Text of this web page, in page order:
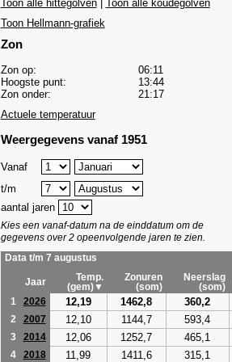
Toon alle hittegolven| Toon alle koudegolven
Toon Hellmann-grafiek
Zon
Zon op:
06:11
Hoogste punt:
13:44
Zon onder:
21:17
Actuele temperatuur
Weergegevens vanaf 1951
Vanaf
t/m
aantal jaren
Kies een vanaf-datum na de einddatum om de
gegevens over 2 opeenvolgende jaren te zien.
Data t/m 7 augustus
Jaar
Temp.
(gem)▼
Zonuren
(som)
Neerslag
(som)
1
2026 12,19 1462,8 360,2
2 2007 12,10 1144,7 593,4
3 2014 12,06 1252,7 465,1
4 2018 11,99 1411,6 315,1